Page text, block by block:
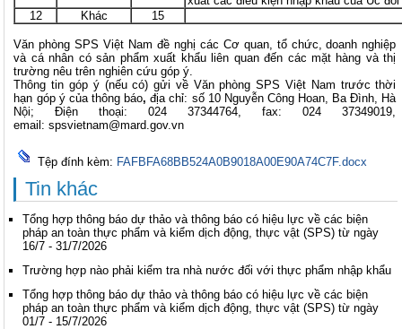
12
Khác 15
Văn phòng SPS Việt Nam đề nghị các Cơ quan, tổ chức, doanh nghiệp
và cá nhân có sản phẩm xuất khẩu liên quan đến các mặt hàng và thị
trường nêu trên nghiên cứu góp ý.
Thông tin góp ý (nếu có) gửi về Văn phòng SPS Việt Nam trước thời
hạn góp ý của thông báo,địa chỉ: số 10 Nguyễn Công Hoan, Ba Đình, Hà
Nội; Điện thoại: 024 37344764, fax: 024 37349019,
email:spsvietnam@mard.gov.vn
Tệp đính kèm: FAFBFA68BB524A0B9018A00E90A74C7F.docx
Tin khác
Tổng hợp thông báo dự thảo và thông báo có hiệu lực về các biện
pháp an toàn thực phẩm và kiểm dịch động, thực vật (SPS) từ ngày
16/7 - 31/7/2026
Trường hợp nào phải kiểm tra nhà nước đối với thực phẩm nhập khẩu
Tổng hợp thông báo dự thảo và thông báo có hiệu lực về các biện
pháp an toàn thực phẩm và kiểm dịch động, thực vật (SPS) từ ngày
01/7 - 15/7/2026